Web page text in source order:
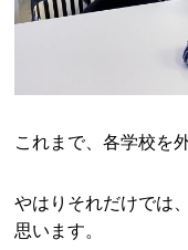
これまで、各学校を
やはりそれだけでは
思います。